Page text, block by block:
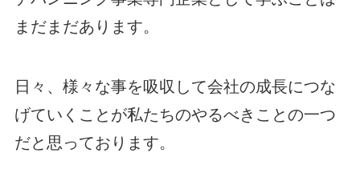
まだまだあります。
日々、様々な事を吸収して会社の成長につな
げていくことが私たちのやるべきことの一つ
だと思っております。